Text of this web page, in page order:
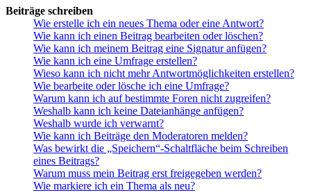
Beiträge schreiben
Wie erstelle ich ein neues Thema oder eine Antwort?
Wie kann ich einen Beitrag bearbeiten oder löschen?
Wie kann ich meinem Beitrag eine Signatur anfügen?
Wie kann ich eine Umfrage erstellen?
Wieso kann ich nicht mehr Antwortmöglichkeiten erstellen?
Wie bearbeite oder lösche ich eine Umfrage?
Warum kann ich auf bestimmte Foren nicht zugreifen?
Weshalb kann ich keine Dateianhänge anfügen?
Weshalb wurde ich verwarnt?
Wie kann ich Beiträge den Moderatoren melden?
Was bewirkt die „Speichern“-Schaltfläche beim Schreiben
eines Beitrags?
Warum muss mein Beitrag erst freigegeben werden?
Wie markiere ich ein Thema als neu?